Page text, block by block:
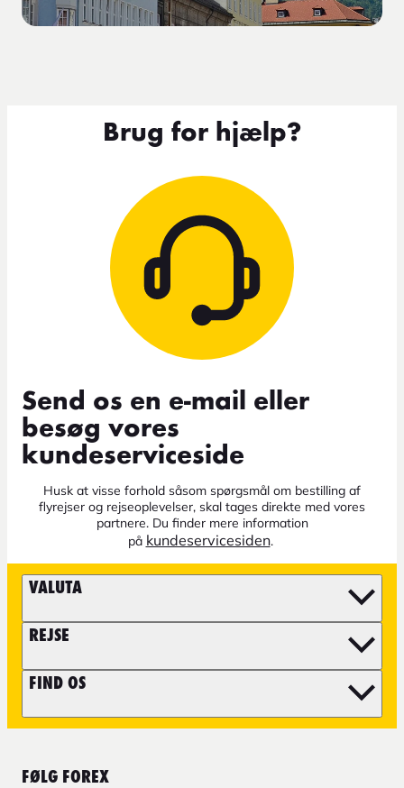
Brug for hjælp?
Send os en e-mail eller
besøg vores
kundeserviceside
Husk at visse forhold såsom spørgsmål om bestilling af
flyrejser og rejseoplevelser, skal tages direkte med vores
partnere. Du finder mere information
på kundeservicesiden.
VALUTA
REJSE
FIND OS
FØLG FOREX